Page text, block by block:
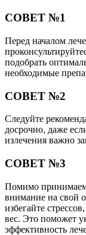
СОВЕТ №1
Перед началом
подобрать
необходимые
СОВЕТ №2
Следуйте
досрочно, даже
излечения важно
СОВЕТ №3
Помимо
внимание на свой
избегайте
вес. Это поможет
эффективность